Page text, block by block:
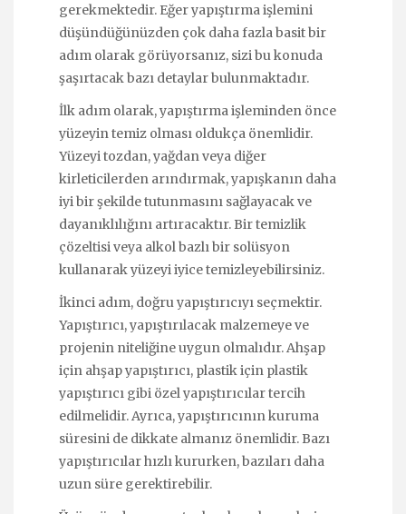
gerekmektedir. Eğer yapıştırma işlemini
düşündüğünüzden çok daha fazla basit bir
adım olarak görüyorsanız, sizi bu konuda
şaşırtacak bazı detaylar bulunmaktadır.
İlk adım olarak, yapıştırma işleminden önce
yüzeyin temiz olması oldukça önemlidir.
Yüzeyi tozdan, yağdan veya diğer
kirleticilerden arındırmak, yapışkanın daha
iyi bir şekilde tutunmasını sağlayacak ve
dayanıklılığını artıracaktır. Bir temizlik
çözeltisi veya alkol bazlı bir solüsyon
kullanarak yüzeyi iyice temizleyebilirsiniz.
İkinci adım, doğru yapıştırıcıyı seçmektir.
Yapıştırıcı, yapıştırılacak malzemeye ve
projenin niteliğine uygun olmalıdır. Ahşap
için ahşap yapıştırıcı, plastik için plastik
yapıştırıcı gibi özel yapıştırıcılar tercih
edilmelidir. Ayrıca, yapıştırıcının kuruma
süresini de dikkate almanız önemlidir. Bazı
yapıştırıcılar hızlı kururken, bazıları daha
uzun süre gerektirebilir.